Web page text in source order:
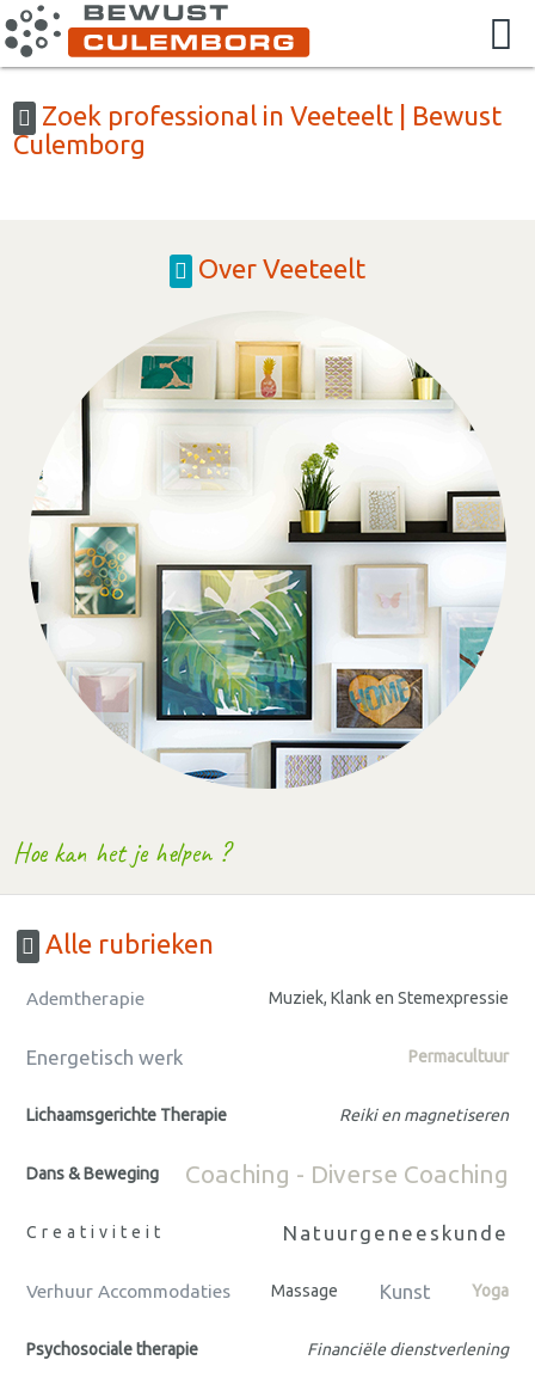
Zoek professional in Veeteelt | Bewust
Culemborg
Over Veeteelt
Hoe kan het je helpen ?
Alle rubrieken
Ademtherapie Muziek, Klank en Stemexpressie
Energetisch werk Permacultuur
Lichaamsgerichte Therapie Reiki en magnetiseren
Dans & Beweging Coaching - Diverse Coaching
Creativiteit Natuurgeneeskunde
Verhuur Accommodaties Massage Kunst Yoga
Psychosociale therapie Financiële dienstverlening